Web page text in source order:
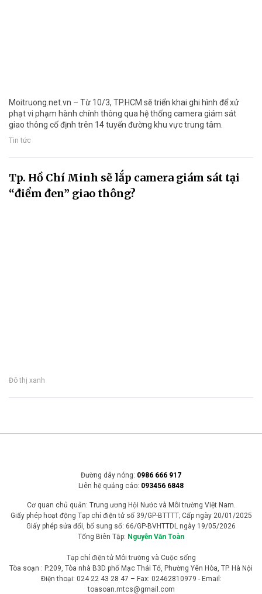
Moitruong.net.vn – Từ 10/3, TP.HCM sẽ triển khai ghi hình để xử
phạt vi phạm hành chính thông qua hệ thống camera giám sát
giao thông cố định trên 14 tuyến đường khu vực trung tâm.
Tin tức
Tp. Hồ Chí Minh sẽ lắp camera giám sát tại
“điểm đen” giao thông?
Đô thị xanh
Đường dây nóng: 0986 666 917
Liên hệ quảng cáo: 093456 6848
Cơ quan chủ quản: Trung ương Hội Nước và Môi trường Việt Nam.
Giấy phép hoạt động Tạp chí điện tử số 39/GP-BTTTT; Cấp ngày 20/01/2025
Giấy phép sửa đổi, bổ sung số: 66/GP-BVHTTDL ngày 19/05/2026
Tổng Biên Tập: Nguyễn Văn Toàn
Tạp chí điện tử Môi trường và Cuộc sống
Tòa soạn : P.209, Tòa nhà B3D phố Mạc Thái Tổ, Phường Yên Hòa, TP. Hà Nội
Điện thoại: 024 22 43 28 47 – Fax: 02462810979 - Email:
toasoan.mtcs@gmail.com